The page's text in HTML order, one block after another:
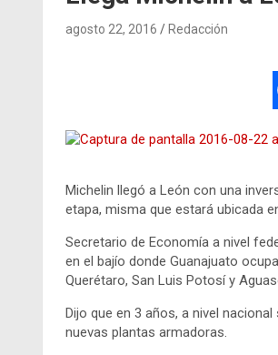
agosto 22, 2016 Redacción
Michelin llegó a León con una
etapa, misma que estará ubicada
Secretario de Economía a nivel
en el bajío donde Guanajuato
Querétaro, San Luis Potosí y
Dijo que en 3 años, a nivel
nuevas plantas armadoras.